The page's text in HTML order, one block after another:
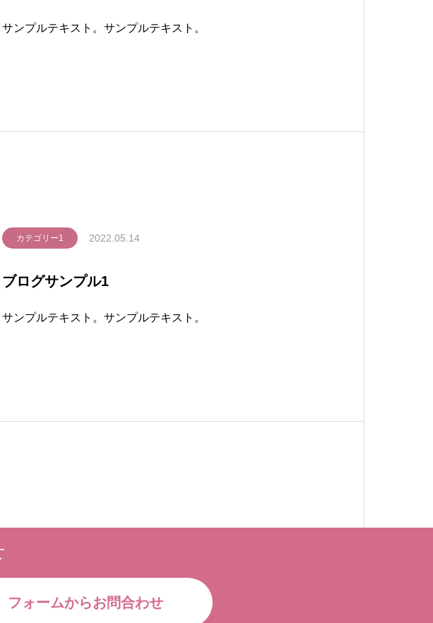
サンプルテキスト。サンプルテキスト。
カテゴリー1 2022.05.14
ブログサンプル1
サンプルテキスト。サンプルテキスト。
フォームからお問合わせ